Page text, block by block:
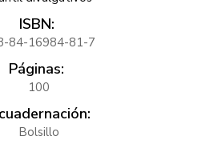
ISBN:
84-16984-81-7
Páginas:
100
Bolsillo